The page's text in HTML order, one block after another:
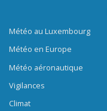
Météo au Luxembourg
Météo en Europe
Météo aéronautique
Vigilances
Climat